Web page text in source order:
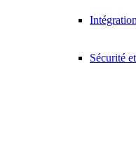
Intégration
Sécurité